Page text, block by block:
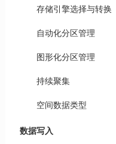
存储引擎选择与转换
自动化分区管理
图形化分区管理
持续聚集
空间数据类型
数据写入